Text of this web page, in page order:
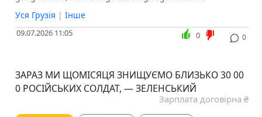
Уся Грузія | Інше
09.07.2026 11:05 0
0
️ЗАРАЗ МИ ЩОМІСЯЦЯ ЗНИЩУЄМО БЛИЗЬКО 30 00
0 РОСІЙСЬКИХ СОЛДАТ, — ЗЕЛЕНСЬКИЙ
Зарплата договірна ₴